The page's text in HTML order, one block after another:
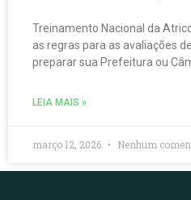
Treinamento Nacional da
as regras para as avaliações
preparar sua Prefeitura ou
LEIA MAIS »
março 12, 2026 Nenhum